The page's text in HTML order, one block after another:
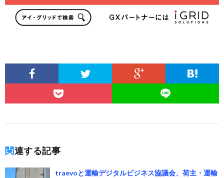
関連する記事
traevoと運輸デジタルビジネス協議会、荷主・運輸